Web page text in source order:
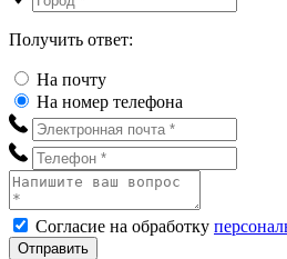
Получить ответ:
На почту
На номер телефона
Согласие на обработку
Отправить